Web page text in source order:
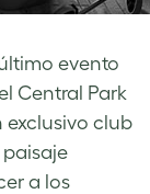
evento
Central Park
exclusivo club
a los